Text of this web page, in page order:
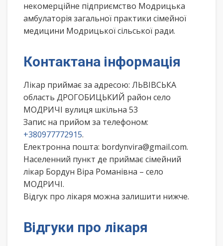
некомерційне підприємство Модрицька
амбулаторія загальної практики сімейної
медицини Модрицької сільської ради.
Контактана інформація
Лікар приймає за адресою: ЛЬВІВСЬКА
область ДРОГОБИЦЬКИЙ район село
МОДРИЧІ вулиця шкільна 53
Запис на прийом за телефоном:
+380977772915.
Електронна пошта: bordynvira@gmail.com.
Населенний пункт де приймає сімейний
лікар Бордун Віра Романівна – село
МОДРИЧІ.
Відгук про лікаря можна залишити нижче.
Відгуки про лікаря